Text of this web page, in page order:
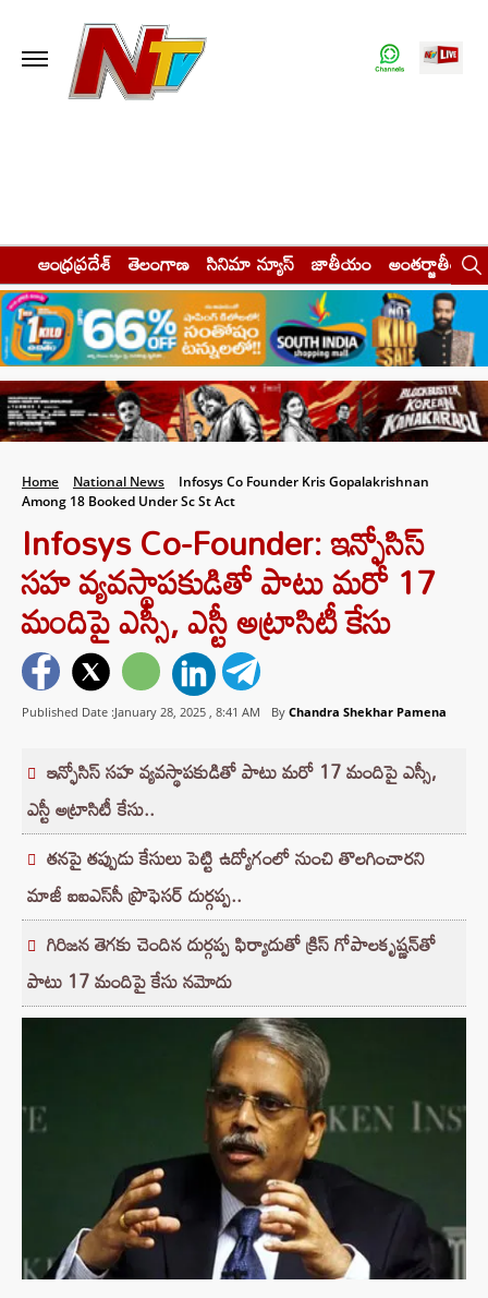
ఆంధ్రప్రదేశ్ తెలంగాణ సినిమా న్యూస్ జాతీయం అంతర్జాతీయం
Home National News
Infosys Co Founder Kris Gopalakrishnan
Among 18 Booked Under Sc St Act
Infosys Co-Founder: ఇన్ఫోసిస్
సహ వ్యవస్థాపకుడితో పాటు మరో 17
మందిపై ఎస్సీ, ఎస్టీ అట్రాసిటీ కేసు
Published Date :January 28, 2025 , 8:41 AM By Chandra Shekhar Pamena
ఇన్ఫోసిస్‌ సహ వ్యవస్థాపకుడితో పాటు మరో 17 మందిపై ఎస్సీ,
ఎస్టీ అట్రాసిటీ కేసు..
తనపై తప్పుడు కేసులు పెట్టి ఉద్యోగంలో నుంచి తొలగించారని
మాజీ ఐఐఎస్‌సీ ప్రొఫెసర్ దుర్గప్ప..
గిరిజన తెగకు చెందిన దుర్గప్ప ఫిర్యాదుతో క్రిస్‌ గోపాలకృష్ణన్‌తో
పాటు 17 మందిపై కేసు నమోదు